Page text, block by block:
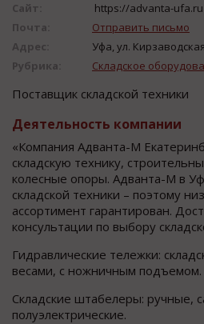
Сайт:
https://advanta-ufa.ru
Почта:
Отправить письмо
Адрес:
Уфа, ул.
Рубрика:
Складское
Поставщик складской техники
Деятельность компании
«Компания Адванта-М
складскую технику,
колесные опоры. Адванта-М в
складской техники – поэтому
ассортимент гарантирован.
консультации по выбору
Гидравлические тележки:
весами, с ножничным подъемом.
Складские штабелеры: ручные,
полуэлектрические.